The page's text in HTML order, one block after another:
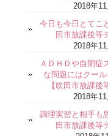
2018年11
今日も今日とてこ
田市放課後等
2018年11
ＡＤＨＤや自閉症
な問題にはクー
【吹田市放課後
2018年11
調理実習と相手も
田市放課後等